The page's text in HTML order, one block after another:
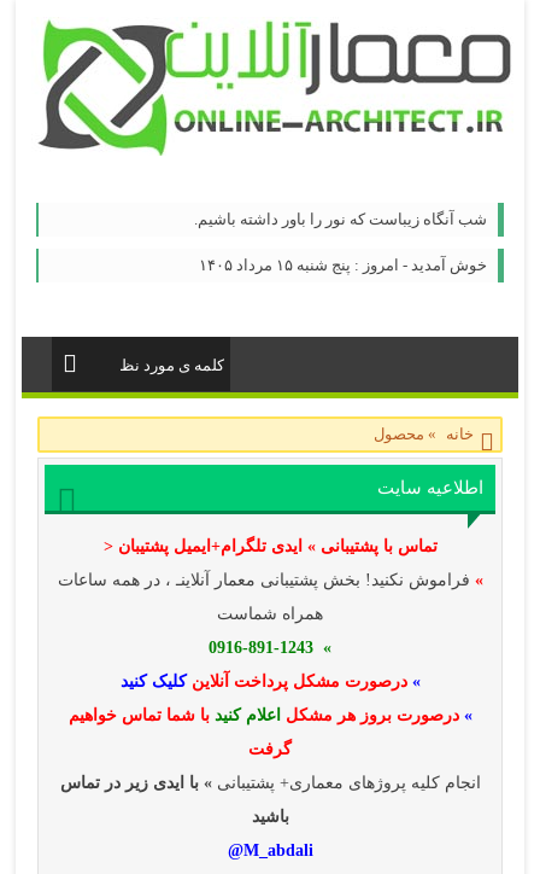
شب آنگاه زیباست که نور را باور داشته باشیم.
خوش آمدید - امروز : پنج شنبه ۱۵ مرداد ۱۴۰۵
خانه » محصول
اطلاعیه سایت
تماس با پشتیبانی » ایدی تلگرام+ایمیل پشتیبان <
» فراموش نکنید! بخش پشتیبانی معمار آنلاینـ ، در همه ساعات
همراه شماست
» 0916-891-1243
» درصورت مشکل پرداخت آنلاینکلیک کنید
» درصورت بروز هر مشکل اعلام کنید با شما تماس خواهیم
گرفت
انجام کلیه پروژهای معماری+ پشتیبانی» با ایدی زیر در تماس
باشید
M_abdali@